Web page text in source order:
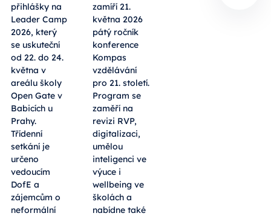
přihlášky na
Leader Camp
2026, který
se uskuteční
od 22. do 24.
května v
areálu školy
Open Gate v
Babicích u
Prahy.
Třídenní
setkání je
určeno
vedoucím
DofE a
zájemcům o
neformální
zamíří 21.
května 2026
pátý ročník
konference
Kompas
vzdělávání
pro 21. století.
Program se
zaměří na
revizi RVP,
digitalizaci,
umělou
inteligenci ve
výuce i
wellbeing ve
školách a
nabídne také